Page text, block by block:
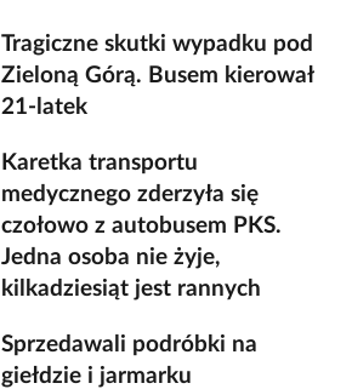
Tragiczne skutki wypadku pod
Zieloną Górą. Busem kierował
21-latek
Karetka transportu
medycznego zderzyła się
czołowo z autobusem PKS.
Jedna osoba nie żyje,
kilkadziesiąt jest rannych
Sprzedawali podróbki na
giełdzie i jarmarku